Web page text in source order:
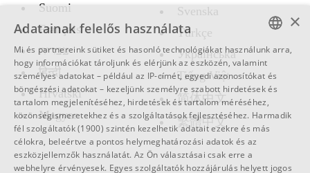
Suomi
Français
עברית
हिन्दी
Hrvatski
Magyar
Svenska
Türkçe
Украïнська
Tiếng Việt
简体中文
繁體中文
ENGLISH
SWEDISH
SPANISH
CATALAN
ARABIC
×
Adatainak felelős használata
Mi és partnereink sütiket és hasonló technológiákat használunk arra,
hogy információkat tároljunk és elérjünk az eszközén, valamint
személyes adatokat – például az IP-címét, egyedi azonosítókat és
böngészési adatokat – kezeljünk személyre szabott hirdetések és
tartalom megjelenítéséhez, hirdetések és tartalom méréséhez,
közönségismeretekhez és a szolgáltatások fejlesztéséhez. Harmadik
fél szolgáltatók (1900) szintén kezelhetik adatait ezekre és más
célokra, beleértve a pontos helymeghatározási adatok és az
eszközjellemzők használatát. Az Ön választásai csak erre a
webhelyre érvényesek. Egyes szolgáltatók hozzájárulás helyett jogos